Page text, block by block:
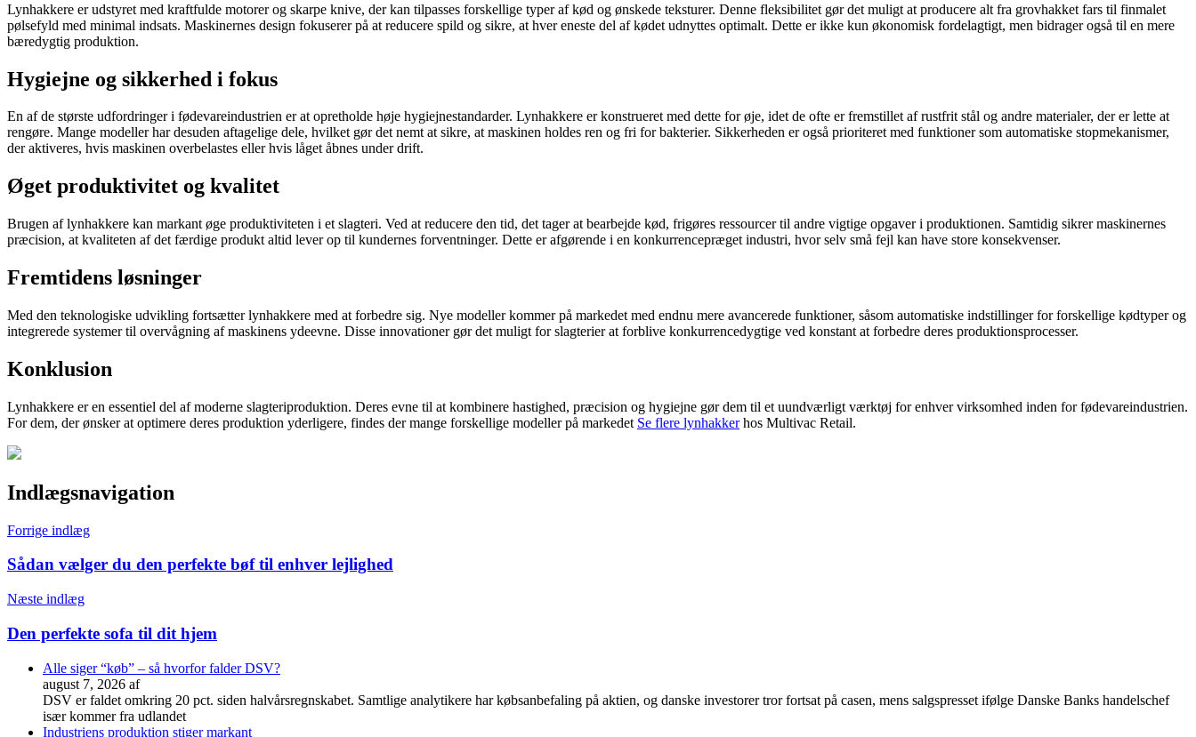
Lynhakkere er udstyret med kraftfulde motorer og skarpe knive, der kan tilpasses forskellige typer af kød og ønskede teksturer. Denne fleksibilitet gør det muligt at producere alt fra grovhakket fars til finmalet
pølsefyld med minimal indsats. Maskinernes design fokuserer på at reducere spild og sikre, at hver eneste del af kødet udnyttes optimalt. Dette er ikke kun økonomisk fordelagtigt, men bidrager også til en mere
bæredygtig produktion.
Hygiejne og sikkerhed i fokus
En af de største udfordringer i fødevareindustrien er at opretholde høje hygiejnestandarder. Lynhakkere er konstrueret med dette for øje, idet de ofte er fremstillet af rustfrit stål og andre materialer, der er lette at
rengøre. Mange modeller har desuden aftagelige dele, hvilket gør det nemt at sikre, at maskinen holdes ren og fri for bakterier. Sikkerheden er også prioriteret med funktioner som automatiske stopmekanismer,
der aktiveres, hvis maskinen overbelastes eller hvis låget åbnes under drift.
Øget produktivitet og kvalitet
Brugen af lynhakkere kan markant øge produktiviteten i et slagteri. Ved at reducere den tid, det tager at bearbejde kød, frigøres ressourcer til andre vigtige opgaver i produktionen. Samtidig sikrer maskinernes
præcision, at kvaliteten af det færdige produkt altid lever op til kundernes forventninger. Dette er afgørende i en konkurrencepræget industri, hvor selv små fejl kan have store konsekvenser.
Fremtidens løsninger
Med den teknologiske udvikling fortsætter lynhakkere med at forbedre sig. Nye modeller kommer på markedet med endnu mere avancerede funktioner, såsom automatiske indstillinger for forskellige kødtyper og
integrerede systemer til overvågning af maskinens ydeevne. Disse innovationer gør det muligt for slagterier at forblive konkurrencedygtige ved konstant at forbedre deres produktionsprocesser.
Konklusion
Lynhakkere er en essentiel del af moderne slagteriproduktion. Deres evne til at kombinere hastighed, præcision og hygiejne gør dem til et uundværligt værktøj for enhver virksomhed inden for fødevareindustrien.
For dem, der ønsker at optimere deres produktion yderligere, findes der mange forskellige modeller på markedet Se flere lynhakkerhos Multivac Retail.
Indlægsnavigation
Forrige indlæg
Sådan vælger du den perfekte bøf til enhver lejlighed
Næste indlæg
Den perfekte sofa til dit hjem
Alle siger “køb” – så hvorfor falder DSV?
august 7, 2026 af
DSV er faldet omkring 20 pct. siden halvårsregnskabet. Samtlige analytikere har købsanbefaling på aktien, og danske investorer tror fortsat på casen, mens salgspresset ifølge Danske Banks handelschef
især kommer fra udlandet
Industriens produktion stiger markant